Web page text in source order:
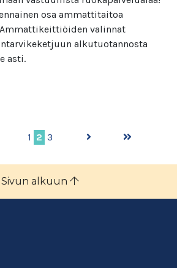
osa ammattitaitoa
valinnat
alkutuotannosta
asti.
1 2 3
Sivun alkuun